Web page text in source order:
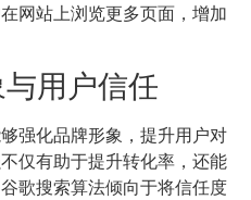
网站上浏览更多页面，增加
用户信任
强化品牌形象，提升用户对
仅有助于提升转化率，还能
歌搜索算法倾向于将信任度